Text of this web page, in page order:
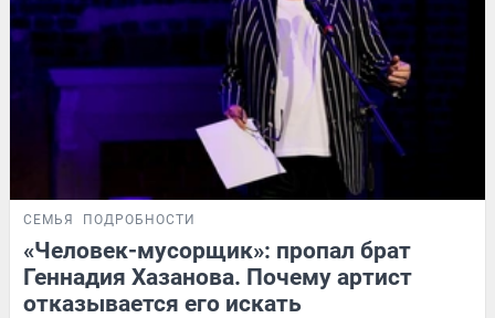
СЕМЬЯ ПОДРОБНОСТИ
«Человек-мусорщик»: пропал брат
Геннадия Хазанова. Почему артист
отказывается его искать